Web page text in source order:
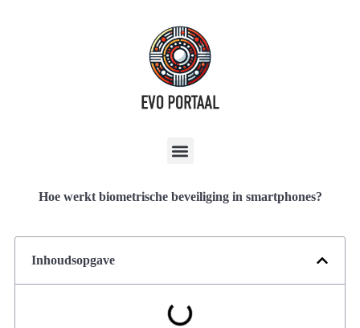
Hoe werkt biometrische beveiliging in smartphones?
Inhoudsopgave